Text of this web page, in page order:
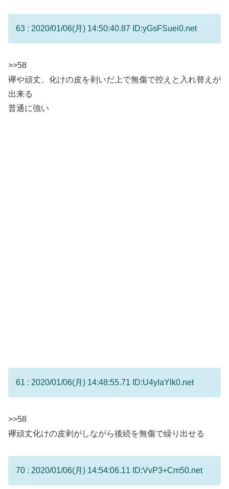
63 : 2020/01/06(月) 14:50:40.87 ID:yGsFSuei0.net
>>58
襷や頑丈、化けの皮を剥いだ上で無傷で控えと入れ替えが
出来る
普通に強い
61 : 2020/01/06(月) 14:48:55.71 ID:U4yIaYlk0.net
>>58
襷頑丈化けの皮剥がしながら後続を無傷で繰り出せる
70 : 2020/01/06(月) 14:54:06.11 ID:VvP3+Cm50.net